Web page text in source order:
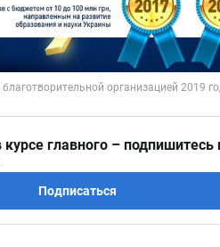
главного – подпишитесь
Подписаться